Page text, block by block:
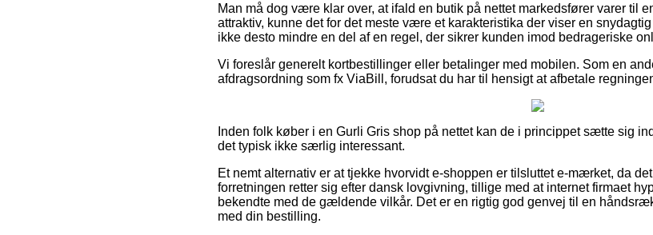
Man må dog være klar over, at ifald en butik på nettet markedsfører varer til
attraktiv, kunne det for det meste være et karakteristika der viser en
ikke desto mindre en del af en regel, der sikrer kunden imod bedrageriske
Vi foreslår generelt kortbestillinger eller betalinger med mobilen. Som en
afdragsordning som fx ViaBill, forudsat du har til hensigt at afbetale
Inden folk køber i en Gurli Gris shop på nettet kan de i princippet sætte sig
det typisk ikke særlig interessant.
Et nemt alternativ er at tjekke hvorvidt e-shoppen er tilsluttet e-mærket, da
forretningen retter sig efter dansk lovgivning, tillige med at internet firmaet
bekendte med de gældende vilkår. Det er en rigtig god genvej til en
med din bestilling.